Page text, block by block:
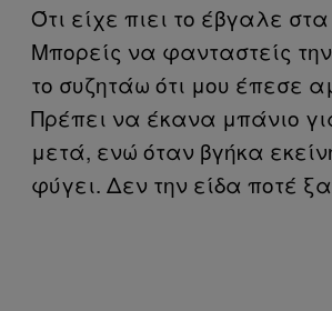
Ότι είχε πιει το έβγαλε
Μπορείς να φανταστείς
το συζητάω ότι μου έπεσε
Πρέπει να έκανα μπάνιο
μετά, ενώ όταν βγήκα
φύγει. Δεν την είδα ποτέ